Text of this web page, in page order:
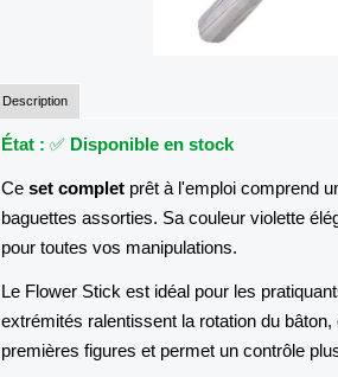
Description
État : ✅ Disponible en stock
Ce set complet prêt à l'emploi comprend
baguettes assorties. Sa couleur violette
pour toutes vos manipulations.
Le Flower Stick est idéal pour les
extrémités ralentissent la rotation du
premières figures et permet un contrôle